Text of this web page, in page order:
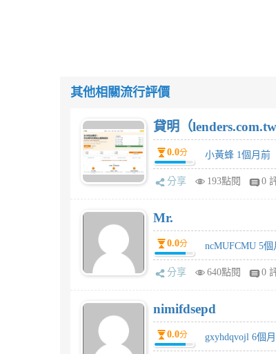
其他相關流行評價
貸明（
0.0分 小黃蜂 1個月前
分享 193點閱 0
Mr.
0.0分 ncMUFCMU 5個
分享 640點閱 0
nimifdsepd
0.0分 gxyhdqvojl 6個